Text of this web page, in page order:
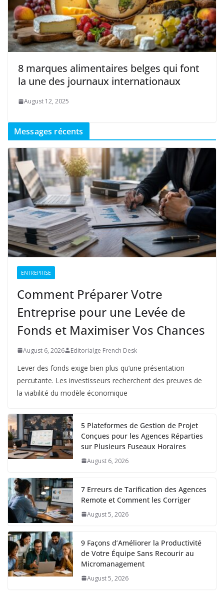
8 marques alimentaires belges qui font
la une des journaux internationaux
August 12, 2025
Messages récents
ENTREPRISE
Comment Préparer Votre
Entreprise pour une Levée de
Fonds et Maximiser Vos Chances
August 6, 2026 Editorialge French Desk
Lever des fonds exige bien plus qu’une présentation
percutante. Les investisseurs recherchent des preuves de
la viabilité du modèle économique
5 Plateformes de Gestion de Projet
Conçues pour les Agences Réparties
sur Plusieurs Fuseaux Horaires
August 6, 2026
7 Erreurs de Tarification des Agences
Remote et Comment les Corriger
August 5, 2026
9 Façons d’Améliorer la Productivité
de Votre Équipe Sans Recourir au
Micromanagement
August 5, 2026